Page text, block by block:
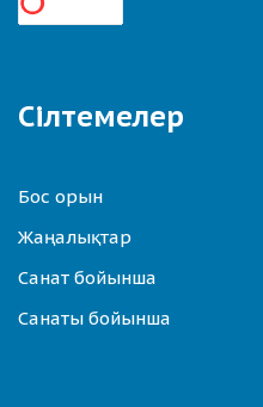
Сілтемелер
Бос орын
Жаңалықтар
Санат бойынша
Санаты бойынша